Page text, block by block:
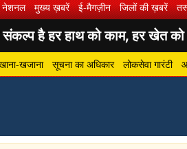
नेशनल मुख्य ख़बरें ई-मैगज़ीन जिलों की ख़बरें
संकल्प है हर हाथ को काम, हर खेत को
खजाना सूचना का अधिकार लोकसेवा गारंटी